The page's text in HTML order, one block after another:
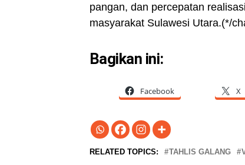
pangan, dan percepatan
masyarakat Sulawesi Utara.(*/
Bagikan ini:
Facebook X
RELATED TOPICS: TAHLIS GALANG